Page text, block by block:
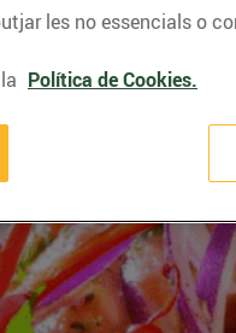
les no essencials o
Política de Cookies.